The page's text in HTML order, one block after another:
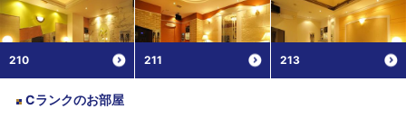
210 211 213
Cランクのお部屋